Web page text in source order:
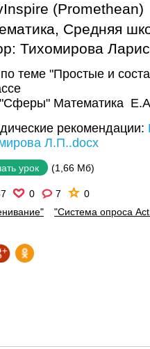
(Promethean)
, Средняя
Тихомирова
теме "Простые и
Математика
рекомендации:
Л.П..docx
урок (1,66 Мб)
0 7
0
"Система опроса